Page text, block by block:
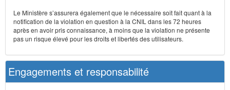
Le Ministère s’assurera également que le nécessaire soit fait quant à la
notification de la violation en question à la CNIL dans les 72 heures
après en avoir pris connaissance, à moins que la violation ne présente
pas un risque élevé pour les droits et libertés des utilisateurs.
Engagements et responsabilité